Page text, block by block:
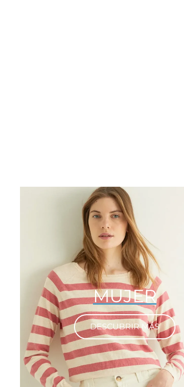
MUJER
DESCUBRIR MÁS